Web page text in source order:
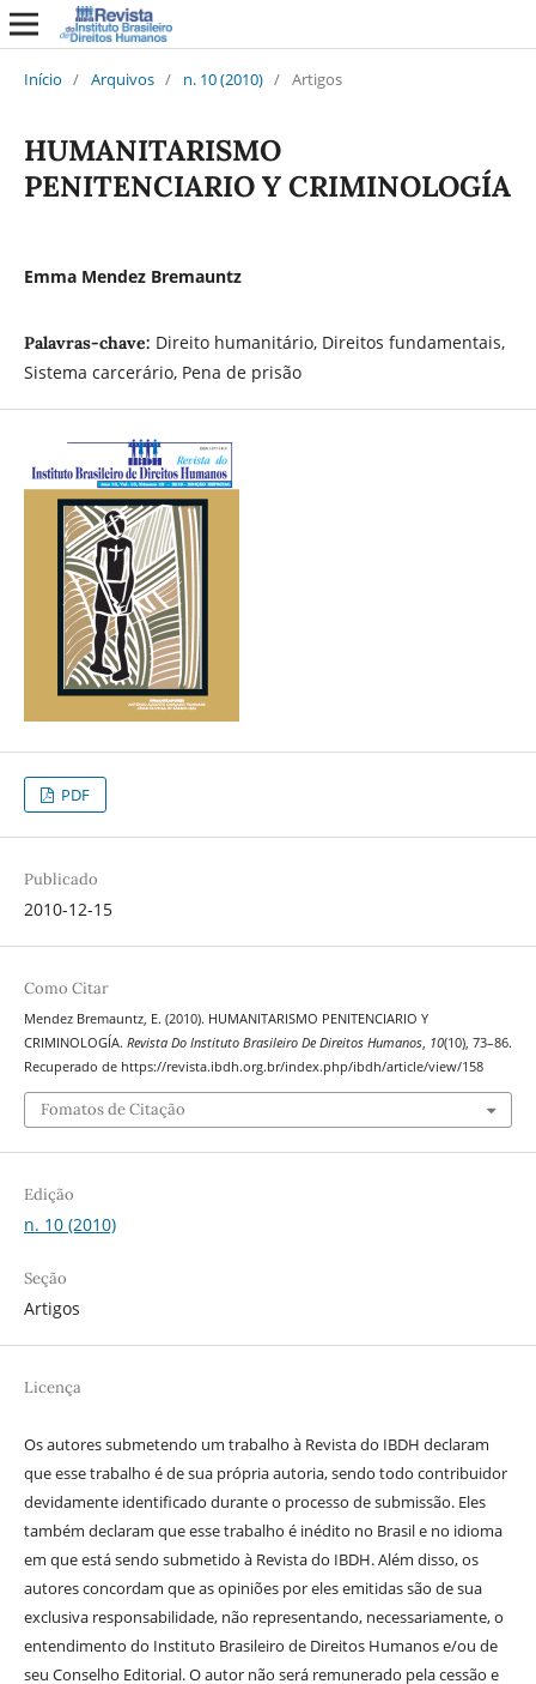
Início / Arquivos / n. 10 (2010) / Artigos
HUMANITARISMO
PENITENCIARIO Y CRIMINOLOGÍA
Emma Mendez Bremauntz
Palavras-chave: Direito humanitário, Direitos fundamentais,
Sistema carcerário, Pena de prisão
PDF
Publicado
2010-12-15
Como Citar
Mendez Bremauntz, E. (2010). HUMANITARISMO PENITENCIARIO Y
CRIMINOLOGÍA. Revista Do Instituto Brasileiro De Direitos Humanos, 10(10), 73–86.
Recuperado de https://revista.ibdh.org.br/index.php/ibdh/article/view/158
Fomatos de Citação
Edição
n. 10 (2010)
Seção
Artigos
Licença
Os autores submetendo um trabalho à Revista do IBDH declaram
que esse trabalho é de sua própria autoria, sendo todo contribuidor
devidamente identificado durante o processo de submissão. Eles
também declaram que esse trabalho é inédito no Brasil e no idioma
em que está sendo submetido à Revista do IBDH. Além disso, os
autores concordam que as opiniões por eles emitidas são de sua
exclusiva responsabilidade, não representando, necessariamente, o
entendimento do Instituto Brasileiro de Direitos Humanos e/ou de
seu Conselho Editorial. O autor não será remunerado pela cessão e